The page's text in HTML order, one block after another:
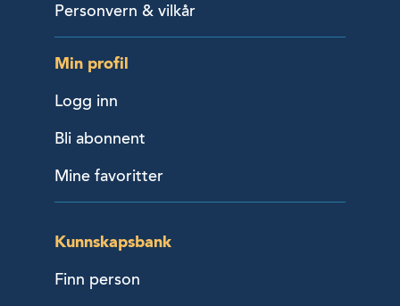
Personvern & vilkår
Min profil
Logg inn
Bli abonnent
Mine favoritter
Kunnskapsbank
Finn person